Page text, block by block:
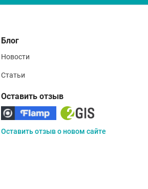
Блог
Новости
Статьи
Оставить отзыв
Оставить отзыв о новом сайте